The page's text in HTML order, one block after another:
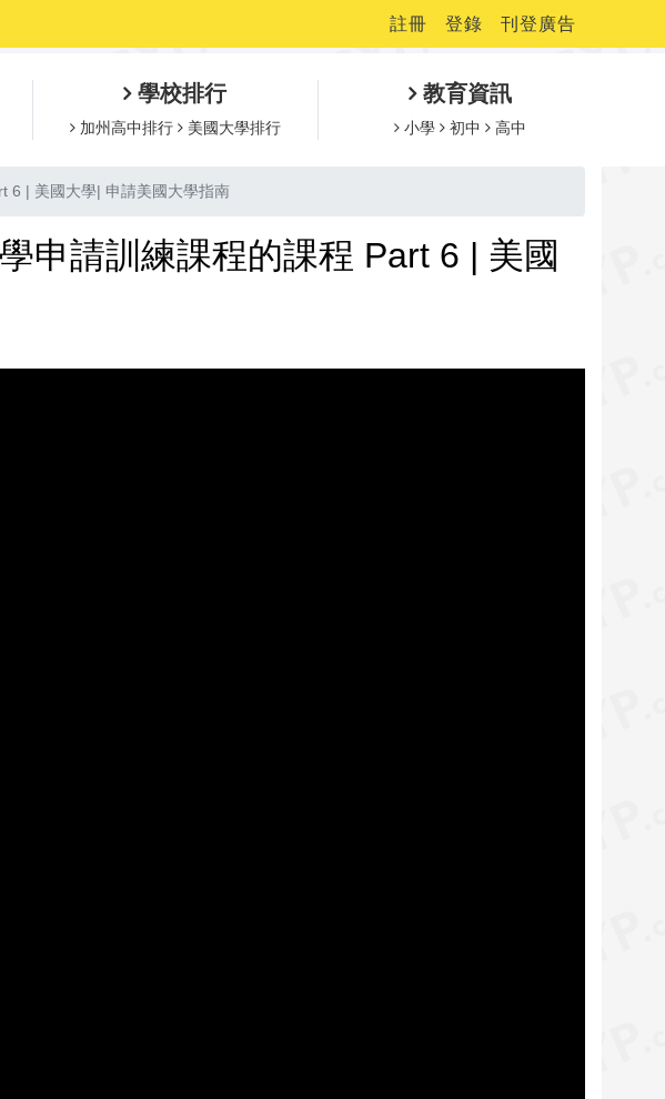
註冊 登錄 刊登廣告
學校排行
加州高中排行 美國大學排行
教育資訊
小學 初中 高中
6 | 美國大學| 申請美國大學指南
申請訓練課程的課程 Part 6 | 美國